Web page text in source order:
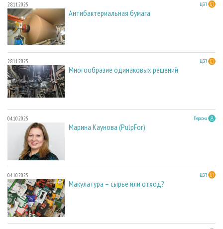
28.11.2025 ЦБП
Антибактериальная бумага
28.11.2025 ЦБП
Многообразие одинаковых решений
04.10.2025 Персона
Марина Каунова (PulpFor)
04.10.2025 ЦБП
Макулатура – сырье или отход?